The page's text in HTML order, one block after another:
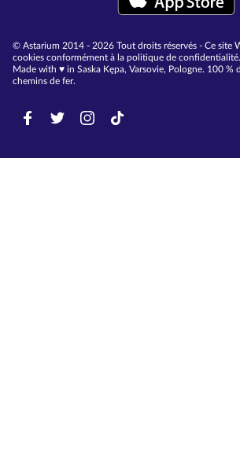
© Astarium 2014 - 2026 Tout droits réservés - Ce site
cookies conformément à la politique de confidentialité.
Made with ♥︎ in Saska Kępa, Varsovie, Pologne. 100 %
chemins de fer.